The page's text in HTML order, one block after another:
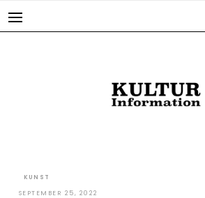
KUNST
SEPTEMBER 25, 2022